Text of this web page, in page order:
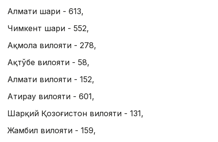
Алмати шаҳри - 613,
Чимкент шаҳри - 552,
Ақмола вилояти - 278,
Ақтўбе вилояти - 58,
Алмати вилояти - 152,
Атирау вилояти - 601,
Шарқий Қозоғистон вилояти - 131,
Жамбил вилояти - 159,